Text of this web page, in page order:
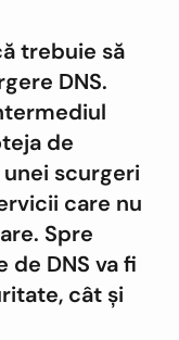
trebuie să
DNS.
de
scurgeri
care nu
Spre
de DNS va fi
cât și